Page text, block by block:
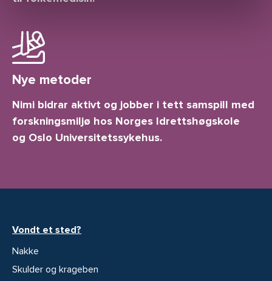
Nye metoder
Nimi bidrar aktivt og jobber i tett samspill med
forskningsmiljø hos Norges Idrettshøgskole
og Oslo Universitetssykehus.
Vondt et sted?
Nakke
Skulder og krageben